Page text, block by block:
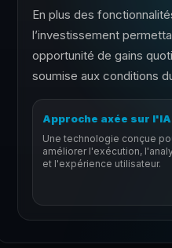
En plus des
l’investissement
opportunité de gains
soumise aux conditions
Approche axée sur l'IA
Une technologie conçue
améliorer l'exécution,
et l'expérience utilisateur.